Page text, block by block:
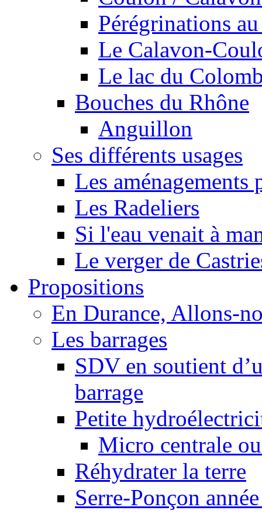
Pérégrinations
Le Calavon-
Le lac du
Bouches du Rhône
Anguillon
Ses différents usages
Les
Les Radeliers
Si l'eau venait à
Le verger de
Propositions
En Durance, Allons-
Les barrages
SDV en soutient
barrage
Petite
Micro centrale
Réhydrater la terre
Serre-Ponçon